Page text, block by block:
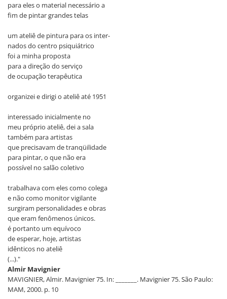
para eles o material necessário a
fim de pintar grandes telas
um ateliê de pintura para os inter-
nados do centro psiquiátrico
foi a minha proposta
para a direção do serviço
de ocupação terapêutica
organizei e dirigi o ateliê até 1951
interessado inicialmente no
meu próprio ateliê, dei a sala
também para artistas
que precisavam de tranqüilidade
para pintar, o que não era
possível no salão coletivo
trabalhava com eles como colega
e não como monitor vigilante
surgiram personalidades e obras
que eram fenômenos únicos.
é portanto um equívoco
de esperar, hoje, artistas
idênticos no ateliê
(...)."
Almir Mavignier
MAVIGNIER, Almir. Mavignier 75. In: _______. Mavignier 75. São Paulo:
MAM, 2000. p. 10